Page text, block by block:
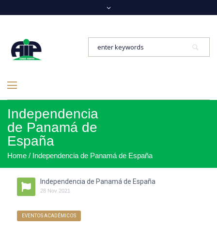
Independencia
de Panamá de
España
Home / Independencia de Panamá de España
Independencia de Panamá de España
28 Nov 2021
EVENTOS ACADÉMICOS